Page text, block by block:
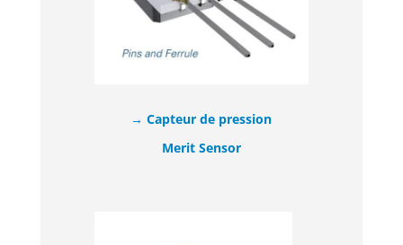
→ Capteur de pression
Merit Sensor